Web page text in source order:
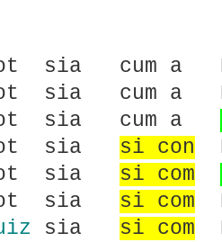
sia cum a
sia cum a
sia cum a
sia si con
tot sia si com
sia si com
sia si com